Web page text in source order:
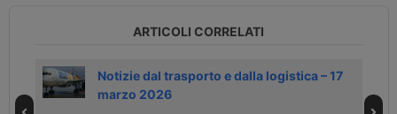
ARTICOLI CORRELATI
Notizie dal trasporto e dalla logistica – 17
marzo 2026